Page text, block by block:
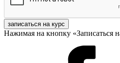
записаться на курс
Нажимая на кнопку «Записаться